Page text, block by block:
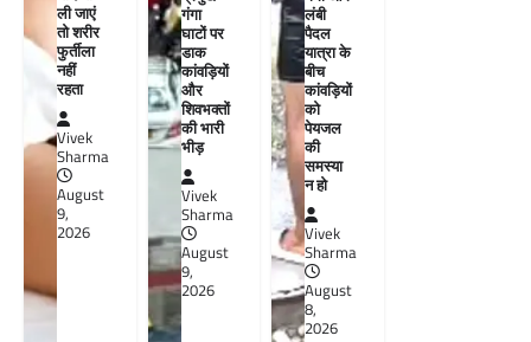
ली जाएं
तो शरीर
फुर्तीला
नहीं
रहता
Vivek
Sharma
August
9,
2026
गंगा
घाटों पर
डाक
कांवड़ियों
और
शिवभक्तों
की भारी
भीड़
Vivek
Sharma
August
9,
2026
लंबी
पैदल
यात्रा के
बीच
कांवड़ियों
को
पेयजल
की
समस्या
न हो
Vivek
Sharma
August
8,
2026